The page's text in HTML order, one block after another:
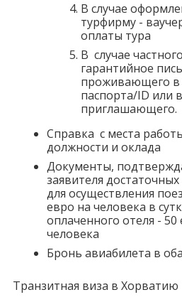
В случае
турфирму -
оплаты тура
В случае
гарантийное
проживающего в
паспорта/ID или
приглашающего.
Справка с места
должности и оклада
Документы,
заявителя
для осуществления
евро на человека в
оплаченного отеля - 50
человека
Бронь авиабилета в
Транзитная виза в Хорватию